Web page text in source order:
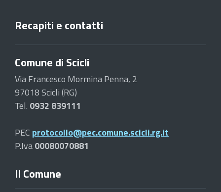
Recapiti e contatti
Comune di Scicli
Via Francesco Mormina Penna, 2
97018 Scicli (RG)
Tel. 0932 839111
PEC protocollo@pec.comune.scicli.rg.it
P.Iva00080070881
Il Comune